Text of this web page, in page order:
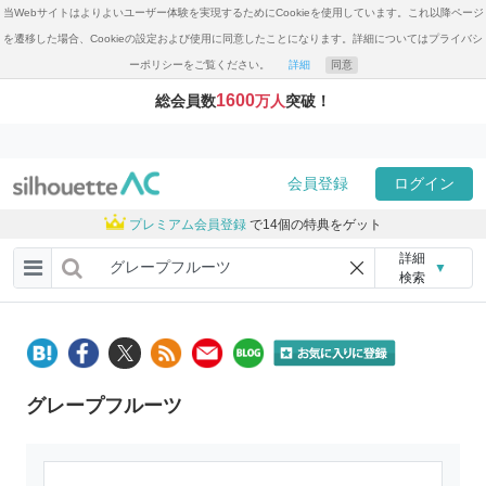
当Webサイトはよりよいユーザー体験を実現するためにCookieを使用しています。これ以降ページ
を遷移した場合、Cookieの設定および使用に同意したことになります。詳細についてはプライバシ
ーポリシーをご覧ください。 詳細 同意
総会員数1600万人突破！
会員登録 ログイン
プレミアム会員登録 で14個の特典をゲット
詳細
検索
▼
グレープフルーツ